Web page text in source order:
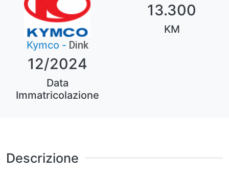
Kymco - Dink
13.300
KM
12/2024
Data
Immatricolazione
Descrizione